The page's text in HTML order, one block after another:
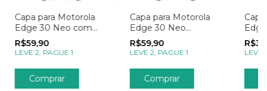
Capa para Motorola
Edge 30 Neo com
Foto Momentos
Polaroid
R$59,90
LEVE 2, PAGUE 1
Comprar
Capa para Motorola
Edge 30 Neo
Empresas Sua Logo
R$59,90
LEVE 2, PAGUE 1
Comprar
com
LEVE